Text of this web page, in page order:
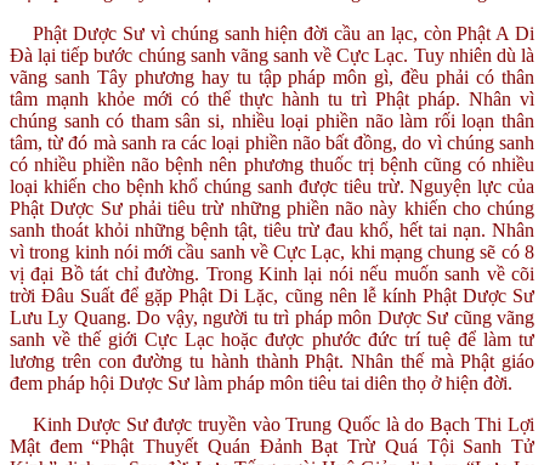
Phật Dược Sư vì chúng sanh hiện đời cầu an lạc, còn Phật A Di
Đà lại tiếp bước chúng sanh vãng sanh về Cực Lạc. Tuy nhiên dù là
vãng sanh Tây phương hay tu tập pháp môn gì, đều phải có thân
tâm mạnh khỏe mới có thể thực hành tu trì Phật pháp. Nhân vì
chúng sanh có tham sân si, nhiều loại phiền não làm rối loạn thân
tâm, từ đó mà sanh ra các loại phiền não bất đồng, do vì chúng sanh
có nhiều phiền não bệnh nên phương thuốc trị bệnh cũng có nhiều
loại khiến cho bệnh khổ chúng sanh được tiêu trừ. Nguyện lực của
Phật Dược Sư phải tiêu trừ những phiền não này khiến cho chúng
sanh thoát khỏi những bệnh tật, tiêu trừ đau khổ, hết tai nạn. Nhân
vì trong kinh nói mới cầu sanh về Cực Lạc, khi mạng chung sẽ có 8
vị đại Bồ tát chỉ đường. Trong Kinh lại nói nếu muốn sanh về cõi
trời Đâu Suất để gặp Phật Di Lặc, cũng nên lễ kính Phật Dược Sư
Lưu Ly Quang. Do vậy, người tu trì pháp môn Dược Sư cũng vãng
sanh về thế giới Cực Lạc hoặc được phước đức trí tuệ để làm tư
lương trên con đường tu hành thành Phật. Nhân thế mà Phật giáo
đem pháp hội Dược Sư làm pháp môn tiêu tai diên thọ ở hiện đời.
Kinh Dược Sư được truyền vào Trung Quốc là do Bạch Thi Lợi
Mật đem “Phật Thuyết Quán Đảnh Bạt Trừ Quá Tội Sanh Tử